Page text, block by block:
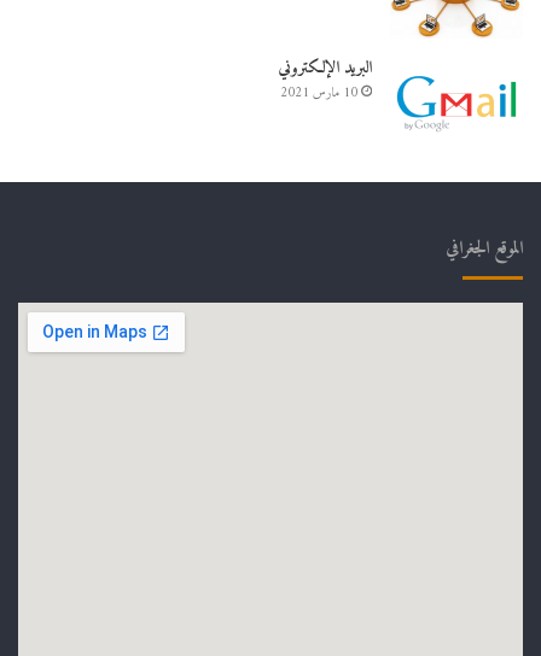
البريد الإلكتروني
10 مارس 2021
الموقع الجغرافي